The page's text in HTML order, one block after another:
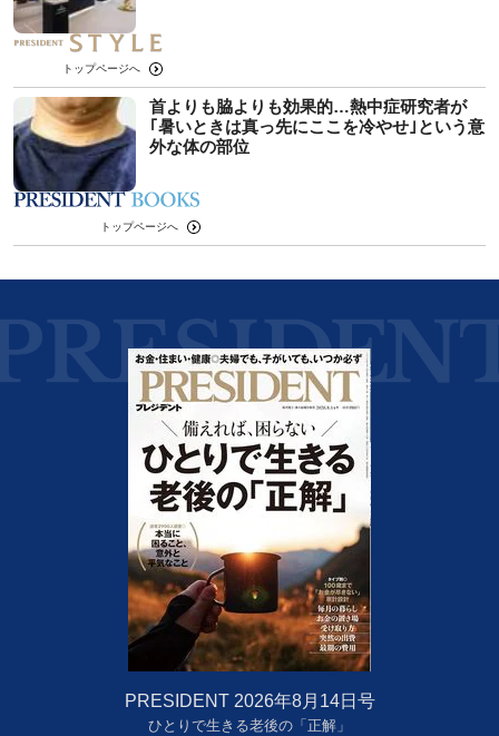
トップページへ
首よりも脇よりも効果的…熱中症研究者が
｢暑いときは真っ先にここを冷やせ｣という意
外な体の部位
トップページへ
PRESIDENT 2026年8月14日号
ひとりで生きる老後の「正解」